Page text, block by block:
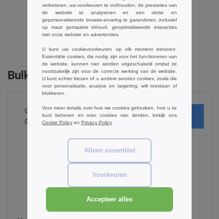
een opmerking toevoegen
Bulk Orders
0 ARTIKELEN
€
0.00
verbeteren, uw voorkeuren te onthouden, de prestaties van
de website te analyseren en een vlotte en
gepersonaliseerde browse-ervaring te garanderen, inclusief
op maat gemaakte inhoud, geoptimaliseerde interacties
met onze website en advertenties.
U kunt uw cookievoorkeuren op elk moment beheren.
Essentiële cookies, die nodig zijn voor het functioneren van
de website, kunnen niet worden uitgeschakeld omdat ze
noodzakelijk zijn voor de correcte werking van de website.
U kunt echter kiezen of u andere soorten cookies, zoals die
voor personalisatie, analyse en targeting, wilt toestaan of
blokkeren.
Voor meer details over hoe we cookies gebruiken, hoe u ze
kunt beheren en over cookies van derden, bekijk ons
Cookie Policy en Privacy Policy.
Alleen essentiëel
Voorkeuren
Accepteer alles